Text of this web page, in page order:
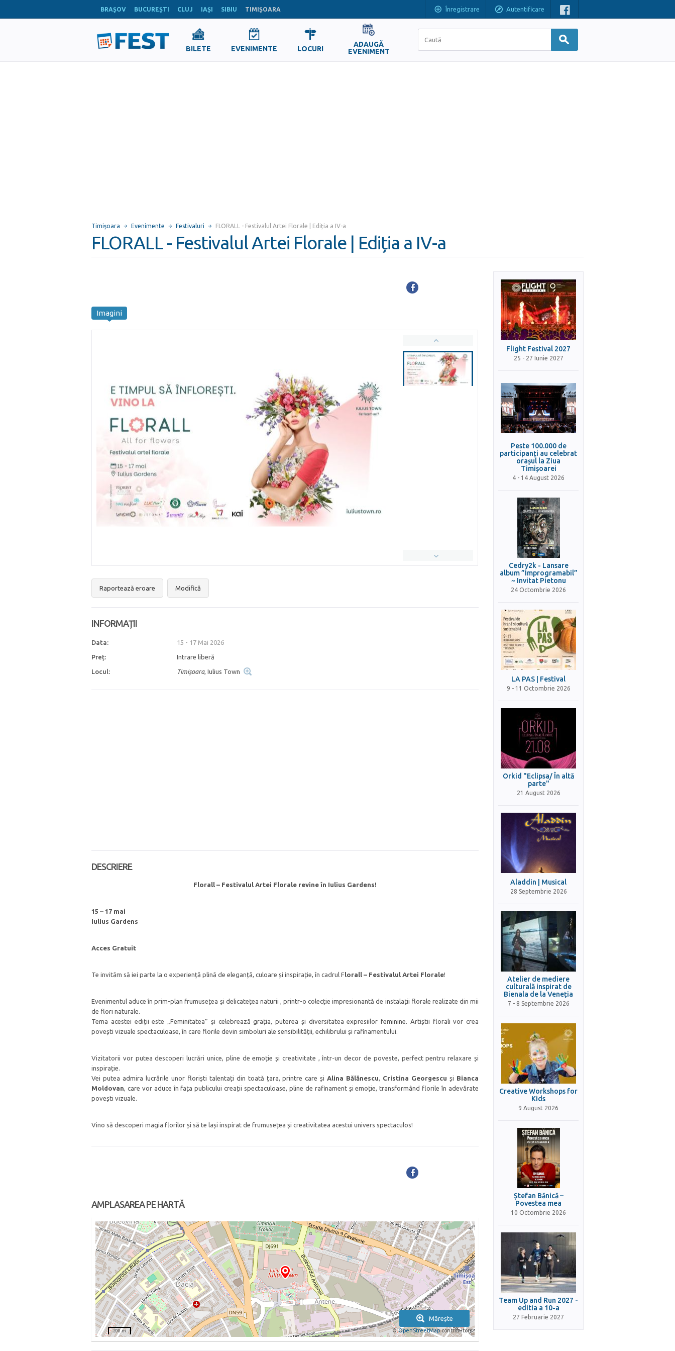
BRAŞOV BUCUREŞTI CLUJ IAŞI SIBIU TIMIŞOARA Înregistrare Autentificare
BILETE EVENIMENTE LOCURI
ADAUGĂ
EVENIMENT
Timişoara Evenimente Festivaluri FLORALL - Festivalul Artei Florale | Ediția a IV-a
FLORALL - Festivalul Artei Florale | Ediția a IV-a
Imagini
Raportează eroare Modifică
INFORMAȚII
Data: 15 - 17 Mai 2026
Preț: Intrare liberă
Locul: Timişoara, Iulius Town
DESCRIERE
Florall – Festivalul Artei Florale revine în Iulius Gardens!
15 – 17 mai
Iulius Gardens
Acces Gratuit
Te invităm să iei parte la o experiență plină de eleganță, culoare și inspirație, în cadrul F lorall – Festivalul Artei Florale!
Evenimentul aduce în prim-plan frumusețea și delicatețea naturii , printr-o colecție impresionantă de instalații florale realizate din mii
de flori naturale.
Tema acestei ediții este „Feminitatea” și celebrează grația, puterea și diversitatea expresiilor feminine. Artiștii florali vor crea
povești vizuale spectaculoase, în care florile devin simboluri ale sensibilității, echilibrului și rafinamentului.
Vizitatorii vor putea descoperi lucrări unice, pline de emoție și creativitate , într-un decor de poveste, perfect pentru relaxare și
inspirație.
Vei putea admira lucrările unor floriști talentați din toată țara, printre care șiAlina Bălănescu, Cristina Georgescu și Bianca
Moldovan, care vor aduce în fața publicului creații spectaculoase, pline de rafinament și emoție, transformând florile în adevărate
povești vizuale.
Vino să descoperi magia florilor și să te lași inspirat de frumusețea și creativitatea acestui univers spectaculos!
AMPLASAREA PE HARTĂ
Mărește
©OpenStreetMapcontributors
200 m
Flight Festival 2027
25 - 27 Iunie 2027
Peste 100.000 de
participanți au celebrat
orașul la Ziua
Timișoarei
4 - 14 August 2026
Cedry2k - Lansare
album ”Improgramabil”
~ Invitat Pietonu
24 Octombrie 2026
LA PAS | Festival
9 - 11 Octombrie 2026
Orkid "Eclipsa/ În altă
parte"
21 August 2026
Aladdin | Musical
28 Septembrie 2026
Atelier de mediere
culturală inspirat de
Bienala de la Veneția
7 - 8 Septembrie 2026
Creative Workshops for
Kids
9 August 2026
Ștefan Bănică –
Povestea mea
10 Octombrie 2026
Team Up and Run 2027 -
editia a 10-a
27 Februarie 2027